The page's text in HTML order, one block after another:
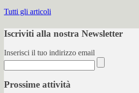
Tutti gli articoli
Iscriviti alla nostra Newsletter
Inserisci il tuo indirizzo email
Prossime attività